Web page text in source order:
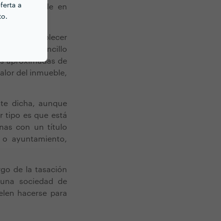
a
o inmueble en
puede establecer
Es muy sencillo
aproximadas de
del inmueble,
dicha, aunque
tipo es que está
con un título
ayuntamiento,
de la tasación
sociedad de
hacerse para